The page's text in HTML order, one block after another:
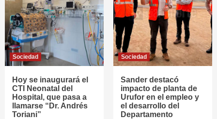
Sociedad
Hoy se inaugurará el
CTI Neonatal del
Hospital, que pasa a
llamarse “Dr. Andrés
Toriani”
Sociedad
Sander destacó
impacto de planta de
Urufor en el empleo y
el desarrollo del
Departamento